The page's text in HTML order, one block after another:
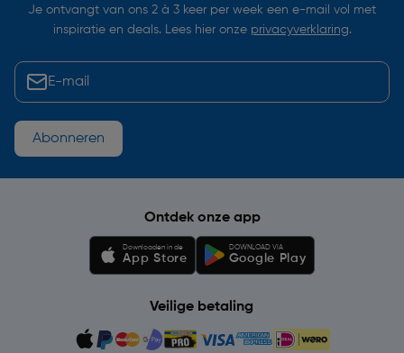
Je ontvangt van ons 2 à 3 keer per week een e-mail vol met
inspiratie en deals. Lees hier onze privacyverklaring.
Abonneren
Ontdek onze app
Downloaden in de
App Store
DOWNLOAD VIA
Google Play
Veilige betaling